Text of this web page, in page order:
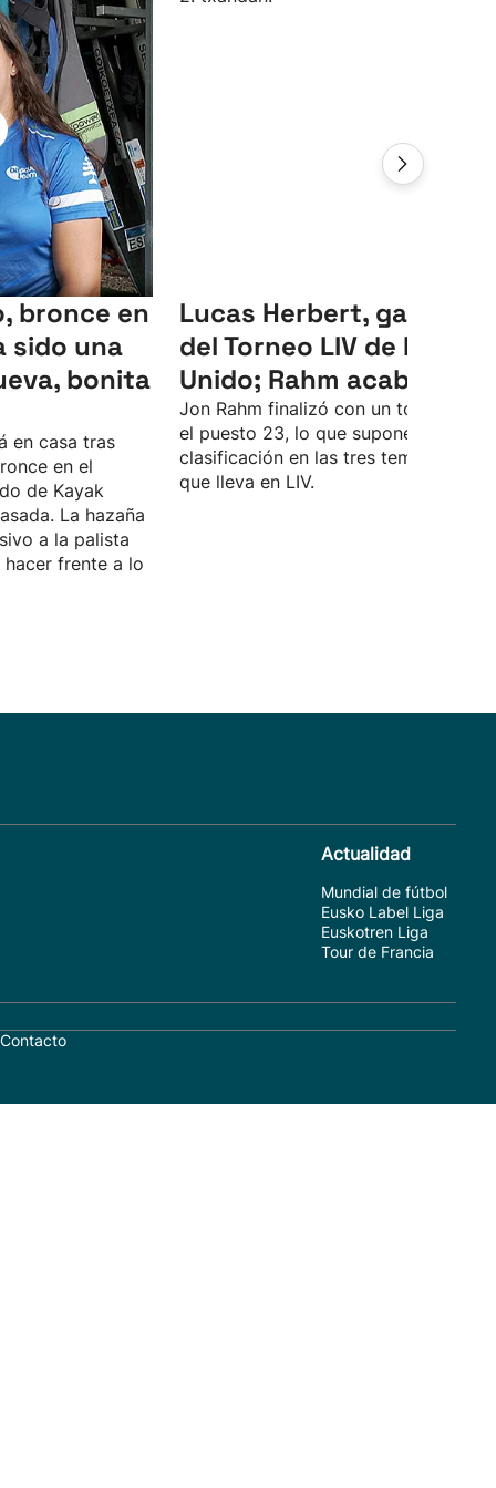
bronce en
sido una
bonita
en casa tras
en el
de Kayak
La hazaña
a la palista
hacer frente a lo
Lucas Herbert, ganador
del Torneo LIV de Reino
Unido; Rahm acaba 23º
Jon Rahm finalizó con un total de -4
el puesto 23, lo que supone su peor
clasificación en las tres temporadas
que lleva en LIV.
Actualidad
Mundial de fútbol
Eusko Label Liga
Euskotren Liga
Tour de Francia
Contacto